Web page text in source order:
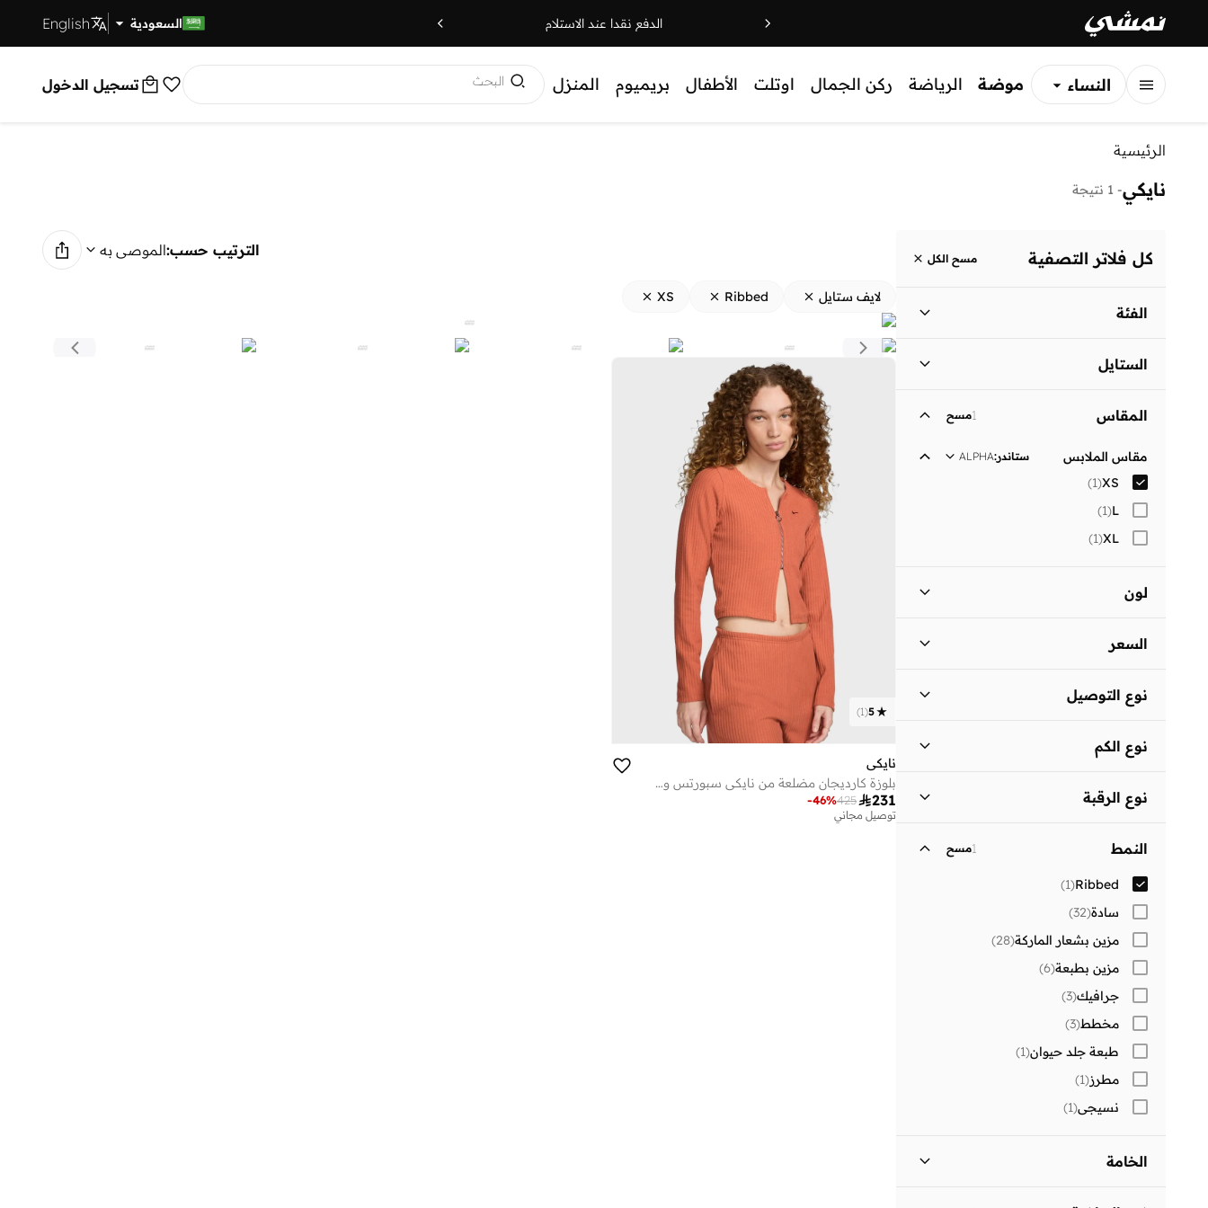
الدفع نقدا عند الاستلام توصيل سريع السعودية English
النساء
موضة الرياضة ركن الجمال اوتلت الأطفال بريميوم المنزل البحث تسجيل الدخول
الرئيسية
نايكي- 1 نتيجة
كل فلاتر التصفية مسح الكل
الفئة
نساء
الستايل
المقاس 1مسح
مقاس الملابس ستاندر:
ALPHA
XS
(
1
)
L
(
1
)
XL
(
1
)
لون
السعر

نوع التوصيل
نوع الكم
نوع الرقبة
النمط 1مسح
Ribbed
(
1
)
سادة(
32
)
مزين بشعار الماركة(
28
)
مزين بطبعة(
6
)
جرافيك(
3
)
مخطط(
3
)
طبعة جلد حيوان(
1
)
مطرز(
1
)
نسيجي(
1
)
الخامة
الترتيب حسب:الموصى به
لايف ستايل Ribbed
XS
5
(
1
)
نايكي
بلوزة كارديجان مضلعة من نايكي سبورتس وير
231
425
-46%
توصيل مجاني